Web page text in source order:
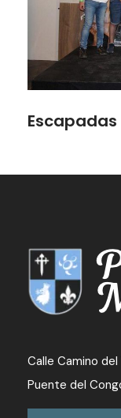
Calle Camino
Puente del